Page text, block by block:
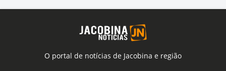
O portal de notícias de Jacobina e região